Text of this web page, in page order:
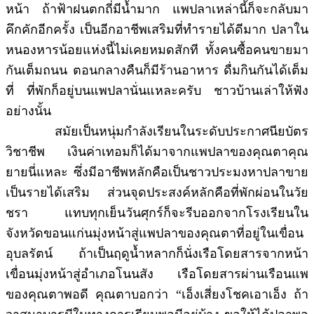
หน้า ถ้าฟ้าฝนตกถี่มีน้ำมาก แพปลาเหล่านี้ก็จะกลับมา
คึกคักอีกครั้ง เป็นอีกอาชีพเสริมที่ทำรายได้ดีมาก ปลาใน
หนองหารน้อยแห่งนี้ไม่เคยหมดสักที ทั้งคนซื้อคนขายมา
กันเต็มถนน ตอนกลางคืนก็มีร้านอาหาร ดื่มกินกันได้เต็ม
ที่ ที่พักก็อยู่บนแพปลานั่นแหละครับ ชาวบ้านเล่าให้ฟัง
อย่างนั้น
สมัยเป็นหนุ่มกำลังเรียนในระดับประกาศนียบัตร
วิชาชีพ เงินค่าเทอมก็ได้มาจากแพปลาของคุณตาคุณ
ยายนี่แหละ ซึ่งมีอาชีพหลักคือเป็นชาวประมงหาปลาขาย
เป็นรายได้เสริม ส่วนจุดประสงค์หลักคือที่พักผ่อนในวัย
ชรา แทบทุกเย็นวันศุกร์ก็จะรีบออกจากโรงเรียนใน
จังหวัดขอนแก่นมุ่งหน้าสู่แพปลาของคุณตาที่อยู่ในเขื่อน
อุบลรัตน์ ถ้าเป็นฤดูน้ำหลากก็นั่งเรือโดยสารจากหน้า
เขื่อนมุ่งหน้าสู่อำเภอโนนสัง เรือโดยสารผ่านเรือนแพ
ของคุณตาพอดี คุณตาบอกว่า “เอ็งเสี่ยงโชคเอาเอ็ง ถ้า